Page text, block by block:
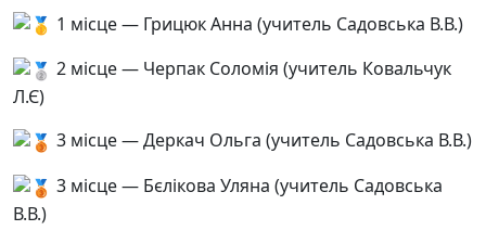
1 місце — Грицюк Анна (учитель Садовська В.В.)
2 місце — Черпак Соломія (учитель Ковальчук
Л.Є)
3 місце — Деркач Ольга (учитель Садовська В.В.)
3 місце — Бєлікова Уляна (учитель Садовська
В.В.)